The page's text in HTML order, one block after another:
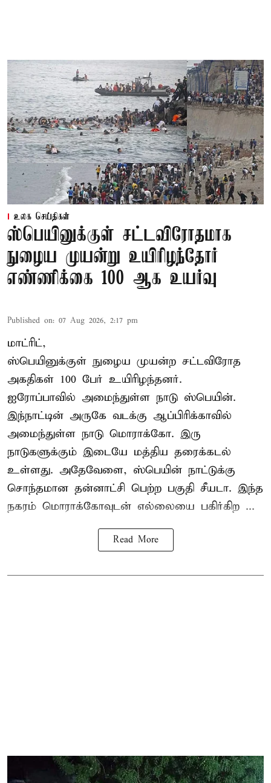
உலக செய்திகள்
ஸ்பெயினுக்குள் சட்டவிரோதமாக
நுழைய முயன்று உயிரிழந்தோர்
எண்ணிக்கை 100 ஆக உயர்வு
Published on: 07 Aug 2026, 2:17 pm
மாட்ரிட்,
ஸ்பெயினுக்குள் நுழைய முயன்ற சட்டவிரோத
அகதிகள் 100 பேர் உயிரிழந்தனர்.
ஐரோப்பாவில் அமைந்துள்ள நாடு ஸ்பெயின்.
இந்நாட்டின் அருகே வடக்கு ஆப்பிரிக்காவில்
அமைந்துள்ள நாடு மொராக்கோ. இரு
நாடுகளுக்கும் இடையே மத்திய தரைக்கடல்
உள்ளது. அதேவேளை, ஸ்பெயின் நாட்டுக்கு
சொந்தமான தன்னாட்சி பெற்ற பகுதி சீயடா. இந்த
நகரம் மொராக்கோவுடன் எல்லையை பகிர்கிற ...
Read More